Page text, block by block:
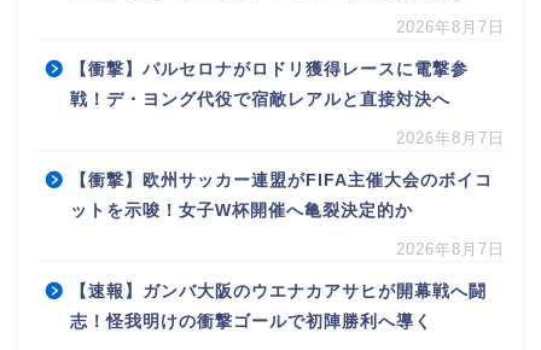
2026年8月7日
【衝撃】バルセロナがロドリ獲得レースに電撃参
戦！デ・ヨング代役で宿敵レアルと直接対決へ
2026年8月7日
【衝撃】欧州サッカー連盟がFIFA主催大会のボイコ
ットを示唆！女子W杯開催へ亀裂決定的か
2026年8月7日
【速報】ガンバ大阪のウエナカアサヒが開幕戦へ闘
志！怪我明けの衝撃ゴールで初陣勝利へ導く